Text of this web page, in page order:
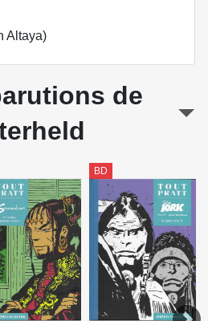
Altaya)
de
BD